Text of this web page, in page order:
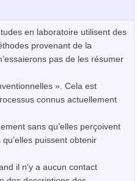
en laboratoire utilisent des
provenant de la
pas de les résumer
». Cela est
connus actuellement
sans qu’elles perçoivent
puissent obtenir
il n’y a aucun contact